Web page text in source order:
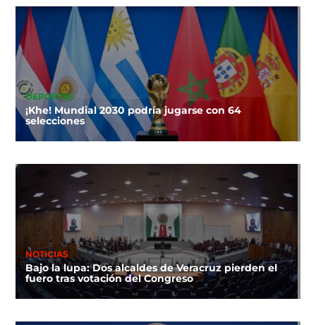
DEPORTES
¡Khe! Mundial 2030 podría jugarse con 64
selecciones
NOTICIAS
Bajo la lupa: Dos alcaldes de Veracruz pierden el
fuero tras votación del Congreso